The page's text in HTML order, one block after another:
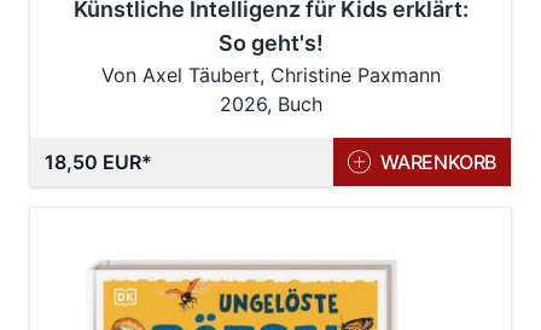
Künstliche Intelligenz für Kids erklärt:
So geht's!
Von Axel Täubert, Christine Paxmann
2026, Buch
18,50 EUR WARENKORB